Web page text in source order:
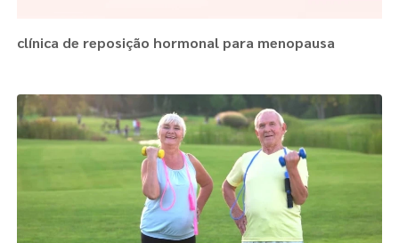
clínica de reposição hormonal para menopausa